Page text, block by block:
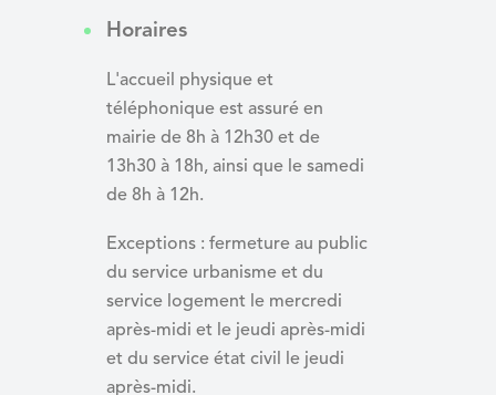
Horaires
L'accueil physique et
téléphonique est assuré en
mairie de 8h à 12h30 et de
13h30 à 18h, ainsi que le samedi
de 8h à 12h.
Exceptions : fermeture au public
du service urbanisme et du
service logement le mercredi
après-midi et le jeudi après-midi
et du service état civil le jeudi
après-midi.